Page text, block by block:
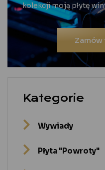
kolekcji moją płytę
Zamów
Kategorie
Wywiady
Płyta "Powroty"